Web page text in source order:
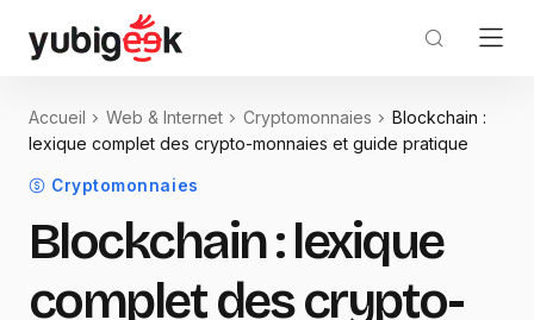
Accueil Web & Internet Cryptomonnaies
Blockchain :
lexique complet des crypto-monnaies et guide pratique
Cryptomonnaies
Blockchain : lexique
complet des crypto-